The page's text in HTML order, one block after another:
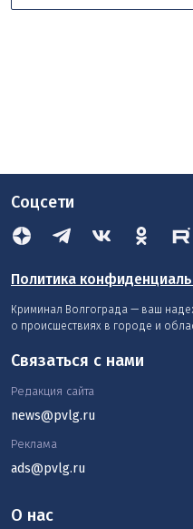
Соцсети
Политика
Криминал Волгограда — ваш
о происшествиях в городе и
О нас
Связаться с нами
Редакция сайта
news@pvlg.ru
Реклама
ads@pvlg.ru